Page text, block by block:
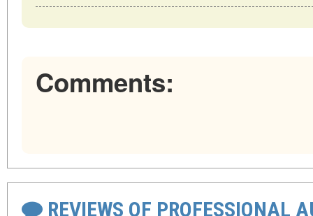
Comments:
REVIEWS OF PROFESSIONAL